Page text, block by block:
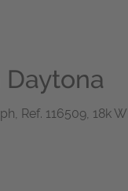
Ref. 116509, 18k